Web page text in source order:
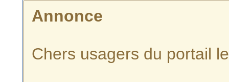
Annonce
Chers usagers du portail